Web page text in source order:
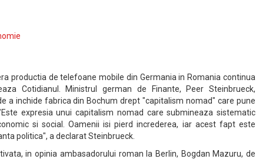
productia de telefoane mobile din Germania in Romania continua
Cotidianul. Ministrul german de Finante, Peer Steinbrueck,
a inchide fabrica din Bochum drept "capitalism nomad" care pune
expresia unui capitalism nomad care submineaza sistematic
si social. Oamenii isi pierd increderea, iar acest fapt este
politica", a declarat Steinbrueck.
in opinia ambasadorului roman la Berlin, Bogdan Mazuru, de